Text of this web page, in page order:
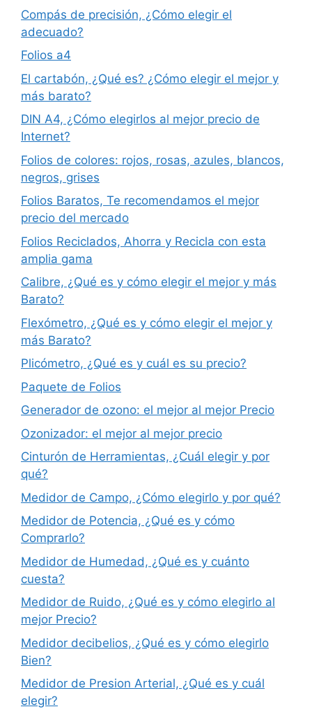
Compás de precisión, ¿Cómo elegir el
adecuado?
Folios a4
El cartabón, ¿Qué es? ¿Cómo elegir el mejor y
más barato?
DIN A4, ¿Cómo elegirlos al mejor precio de
Internet?
Folios de colores: rojos, rosas, azules, blancos,
negros, grises
Folios Baratos, Te recomendamos el mejor
precio del mercado
Folios Reciclados, Ahorra y Recicla con esta
amplia gama
Calibre, ¿Qué es y cómo elegir el mejor y más
Barato?
Flexómetro, ¿Qué es y cómo elegir el mejor y
más Barato?
Plicómetro, ¿Qué es y cuál es su precio?
Paquete de Folios
Generador de ozono: el mejor al mejor Precio
Ozonizador: el mejor al mejor precio
Cinturón de Herramientas, ¿Cuál elegir y por
qué?
Medidor de Campo, ¿Cómo elegirlo y por qué?
Medidor de Potencia, ¿Qué es y cómo
Comprarlo?
Medidor de Humedad, ¿Qué es y cuánto
cuesta?
Medidor de Ruido, ¿Qué es y cómo elegirlo al
mejor Precio?
Medidor decibelios, ¿Qué es y cómo elegirlo
Bien?
Medidor de Presion Arterial, ¿Qué es y cuál
elegir?